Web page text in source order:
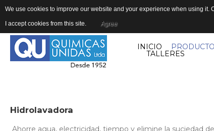
INICIO
TALLERES
Hidrolavadora
Ahorre agua, electricidad, tiempo y elimine la suciedad
We use cookies to improve our website and your experience when using
I accept cookies from this site. Agree